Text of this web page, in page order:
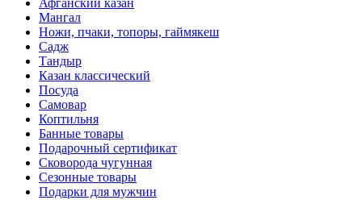
Афганский казан
Мангал
Ножи, пчаки, топоры, гаймякеш
Садж
Тандыр
Казан классический
Посуда
Самовар
Коптильня
Банные товары
Подарочный сертификат
Сковорода чугунная
Сезонные товары
Подарки для мужчин